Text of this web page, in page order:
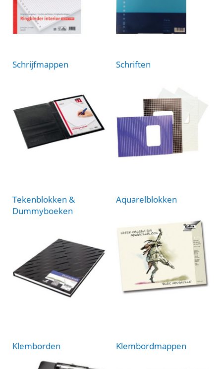
Schrijfmappen Schriften
Tekenblokken &
Dummyboeken
Aquarelblokken
Klemborden Klembordmappen